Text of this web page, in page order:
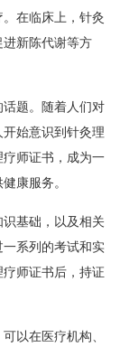
在临床上，针灸
新陈代谢等方
题。随着人们对
始意识到针灸理
师证书，成为一
康服务。
基础，以及相关
系列的考试和实
师证书后，持证
以在医疗机构、